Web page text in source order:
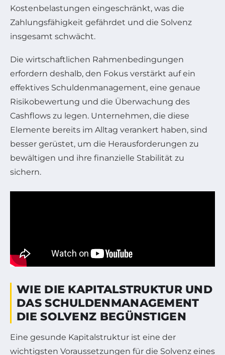
Kostenbelastungen eingeschränkt, was die
Zahlungsfähigkeit gefährdet und die Solvenz
insgesamt schwächt.
Die wirtschaftlichen Rahmenbedingungen
erfordern deshalb, den Fokus verstärkt auf ein
effektives Schuldenmanagement, eine genaue
Risikobewertung und die Überwachung des
Cashflows zu legen. Unternehmen, die diese
Elemente bereits im Alltag verankert haben, sind
besser gerüstet, um die Herausforderungen zu
bewältigen und ihre finanzielle Stabilität zu
sichern.
WIE DIE KAPITALSTRUKTUR UND
DAS SCHULDENMANAGEMENT
DIE SOLVENZ BEGÜNSTIGEN
Eine gesunde Kapitalstruktur ist eine der
wichtigsten Voraussetzungen für die Solvenz eines